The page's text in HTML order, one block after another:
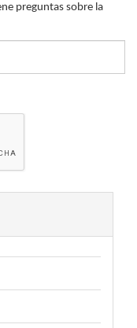
preguntas sobre la